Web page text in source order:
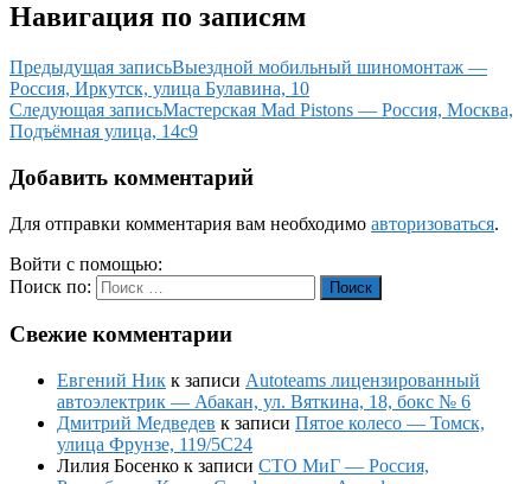
Навигация по записям
Предыдущая записьВыездной мобильный шиномонтаж —
Россия, Иркутск, улица Булавина, 10
Следующая записьМастерская Mad Pistons — Россия, Москва,
Подъёмная улица, 14с9
Добавить комментарий
Для отправки комментария вам необходимо авторизоваться.
Войти с помощью:
Поиск по:
Поиск
Свежие комментарии
Евгений Ник к записи Autoteams лицензированный
автоэлектрик — Абакан, ул. Вяткина, 18, бокс № 6
Дмитрий Медведев к записи Пятое колесо — Томск,
улица Фрунзе, 119/5С24
Лилия Босенко к записи СТО МиГ — Россия,